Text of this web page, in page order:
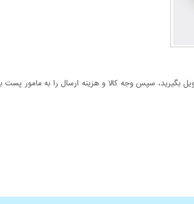
سپس وجه کالا و هزینه ارسال را به مامور پست